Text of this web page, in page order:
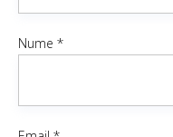
Nume *